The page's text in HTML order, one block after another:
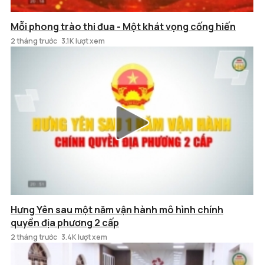
Mỗi phong trào thi đua - Một khát vọng cống hiến
2 tháng trước 3.1K lượt xem
Hưng Yên sau một năm vận hành mô hình chính
quyền địa phương 2 cấp
2 tháng trước 3.4K lượt xem